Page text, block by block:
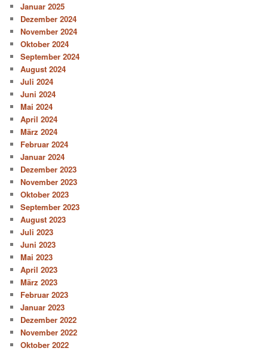
Januar 2025
Dezember 2024
November 2024
Oktober 2024
September 2024
August 2024
Juli 2024
Juni 2024
Mai 2024
April 2024
März 2024
Februar 2024
Januar 2024
Dezember 2023
November 2023
Oktober 2023
September 2023
August 2023
Juli 2023
Juni 2023
Mai 2023
April 2023
März 2023
Februar 2023
Januar 2023
Dezember 2022
November 2022
Oktober 2022